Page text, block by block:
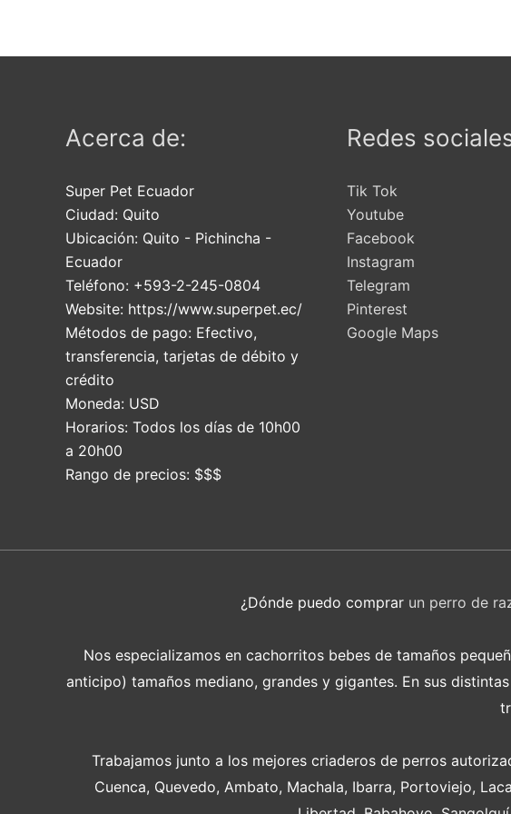
Acerca de:
Super Pet Ecuador
Ciudad: Quito
Ubicación: Quito - Pichincha -
Ecuador
Teléfono: +593-2-245-0804
Website: https://www.superpet.ec/
Métodos de pago: Efectivo,
transferencia, tarjetas de débito y
crédito
Moneda: USD
Horarios: Todos los días de 10h00
a 20h00
Rango de precios: $$$
Redes
Tik Tok
Youtube
Facebook
Instagram
Telegram
Pinterest
Google Maps
¿Dónde puedo comprar un perro de
Nos especializamos en cachorritos bebes de tamaños
anticipo) tamaños mediano, grandes y gigantes. En sus
Trabajamos junto a los mejores criaderos de perros
Cuenca, Quevedo, Ambato, Machala, Ibarra, Portoviejo,